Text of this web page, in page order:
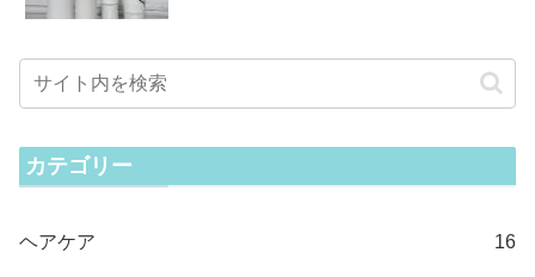
カテゴリー
ヘアケア 16